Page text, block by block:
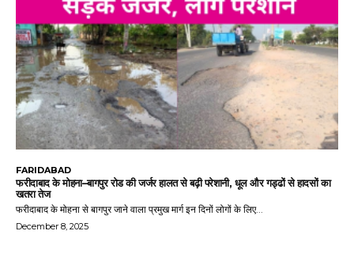
FARIDABAD
फरीदाबाद के मोहना–बागपुर रोड की जर्जर हालत से बढ़ी परेशानी, धूल और गड्ढों से हादसों का
खतरा तेज
फरीदाबाद के मोहना से बागपुर जाने वाला प्रमुख मार्ग इन दिनों लोगों के लिए...
December 8, 2025